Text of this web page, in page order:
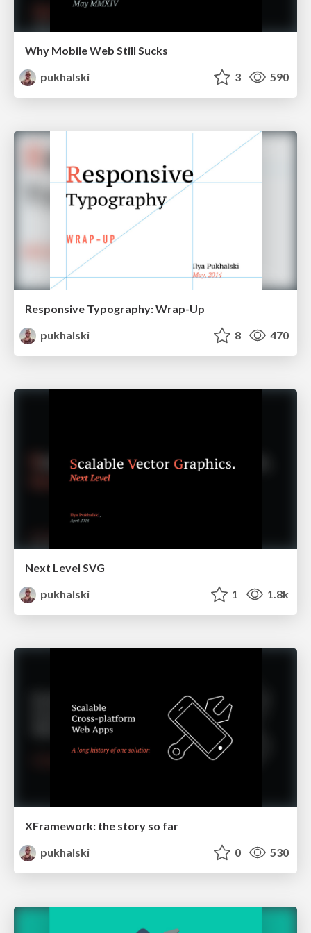
Why Mobile Web Still Sucks
pukhalski
3 590
Responsive Typography: Wrap-Up
pukhalski
8 470
Next Level SVG
pukhalski
1 1.8k
XFramework: the story so far
pukhalski
0 530